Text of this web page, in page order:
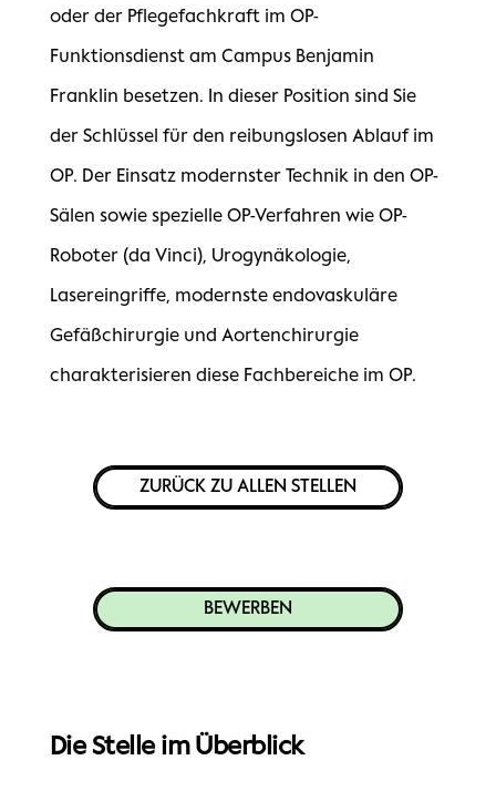
oder der Pflegefachkraft im OP-
Funktionsdienst am Campus Benjamin
Franklin besetzen. In dieser Position sind Sie
der Schlüssel für den reibungslosen Ablauf im
OP. Der Einsatz modernster Technik in den OP-
Sälen sowie spezielle OP-Verfahren wie OP-
Roboter (da Vinci), Urogynäkologie,
Lasereingriffe, modernste endovaskuläre
Gefäßchirurgie und Aortenchirurgie
charakterisieren diese Fachbereiche im OP.
ZURÜCK ZU ALLEN STELLEN
BEWERBEN
Die Stelle im Überblick